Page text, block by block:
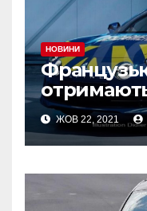
НОВИНИ
Alpine
порядку
ЖОВ 22, 2021